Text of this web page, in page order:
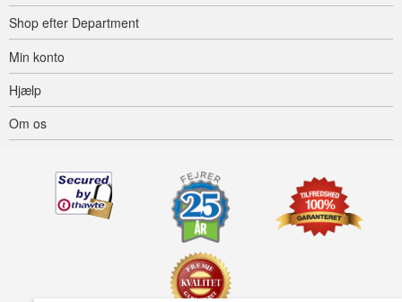
Shop efter Department
Min konto
Hjælp
Om os